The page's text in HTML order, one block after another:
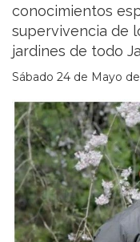
conocimientos
supervivencia de
jardines de todo
Sábado 24 de Mayo